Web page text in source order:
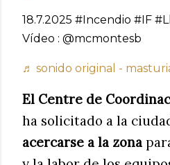
18.7.2025 #Incendio #IF
Vídeo : @mcmontesb
♬ sonido original -
El Centre de
ha solicitado a la
acercarse a la zona